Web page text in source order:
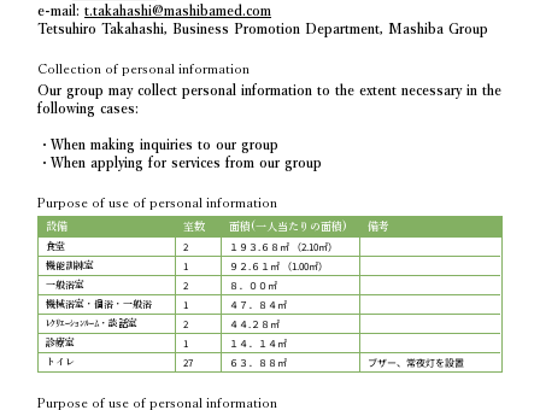
e-mail:t.takahashi@mashibamed.com
Tetsuhiro Takahashi, Business Promotion Department, Mashiba Group
Collection of personal information
Our group may collect personal information to the extent necessary in the
following cases:
・When making inquiries to our group
・When applying for services from our group
Purpose of use of personal information
設備 室数 面積(一人当たりの面積) 備考
食堂 2 １９３.６８㎡ （2.10㎡）
機能訓練室 1 ９２.６１㎡ （1.00㎡）
一般浴室 2 ８．００㎡
機械浴室・個浴・一般浴 1 ４７．８４㎡
ﾚｸﾘｴｰｼｮﾝﾙｰﾑ・談話室 2 ４４.２８㎡
診療室 1 １４．１４㎡
トイレ 27 ６３．８８㎡ ブザー、常夜灯を設置
Purpose of use of personal information